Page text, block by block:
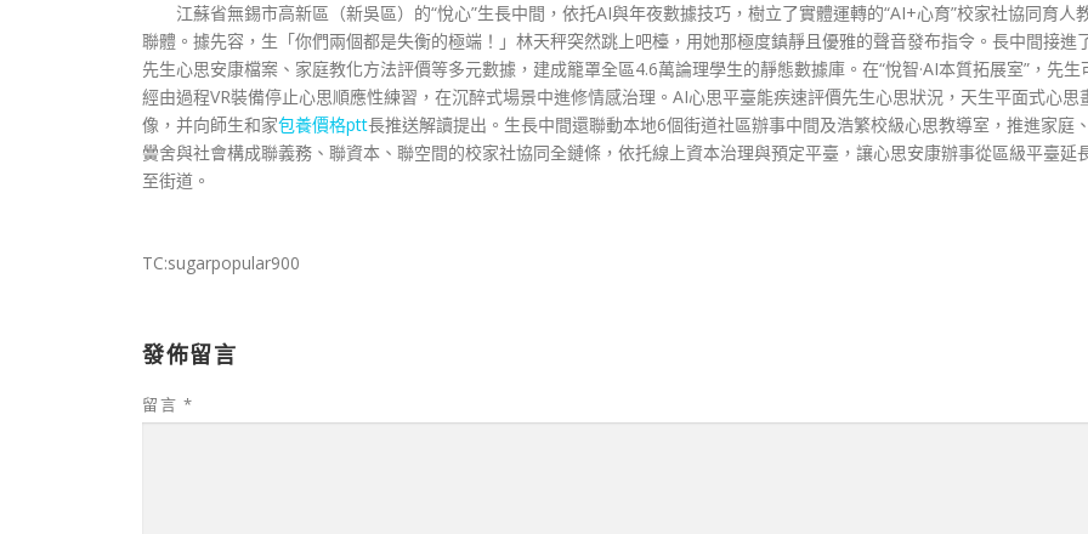
江蘇省無錫市高新區（新吳區）的“悅心”生長中間，依托AI與年夜數據技巧，樹立了實體運轉的“AI+心育”校家社協同育人
聯體。據先容，生「你們兩個都是失衡的極端！」林天秤突然跳上吧檯，用她那極度鎮靜且優雅的聲音發布指令。長中間接進
先生心思安康檔案、家庭教化方法評價等多元數據，建成籠罩全區4.6萬論理學生的靜態數據庫。在“悅智·AI本質拓展室”，先生
經由過程VR裝備停止心思順應性練習，在沉醉式場景中進修情感治理。AI心思平臺能疾速評價先生心思狀況，天生平面式心思
像，并向師生和家包養價格ptt長推送解讀提出。生長中間還聯動本地6個街道社區辦事中間及浩繁校級心思教導室，推進家庭、
黌舍與社會構成聯義務、聯資本、聯空間的校家社協同全鏈條，依托線上資本治理與預定平臺，讓心思安康辦事從區級平臺延
至街道。
TC:sugarpopular900
發佈留言
留言 *